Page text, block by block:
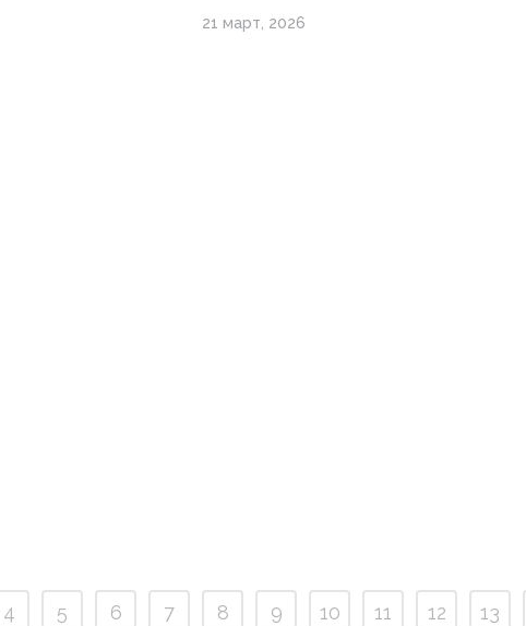
21 март, 2026
4 5 6 7 8 9 10 11 12 13